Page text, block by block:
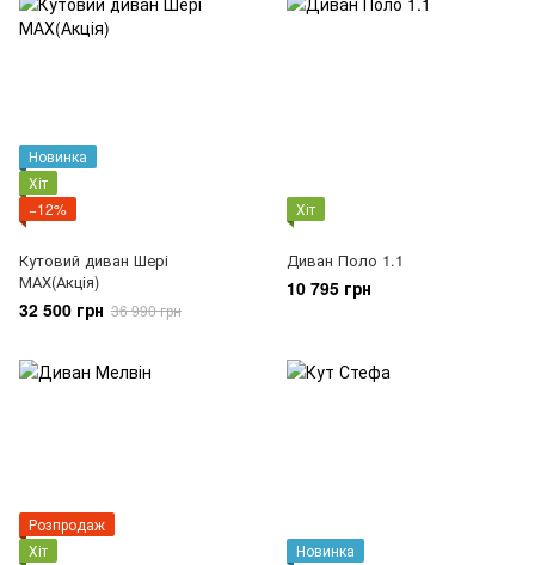
Новинка
Хіт
−12%
Кутовий диван Шері
МАХ(Акція)
32 500 грн 36 990 грн
Хіт
Диван Поло 1.1
10 795 грн
Розпродаж
Хіт
Новинка